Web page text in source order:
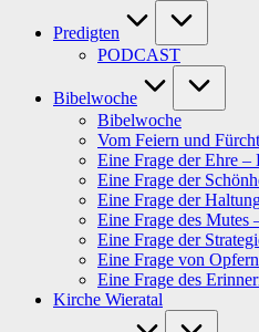
Predigten
PODCAST
Bibelwoche
Bibelwoche
Vom Feiern und
Eine Frage der Ehre –
Eine Frage der
Eine Frage der
Eine Frage des Mutes
Eine Frage der
Eine Frage von
Eine Frage des
Kirche Wieratal